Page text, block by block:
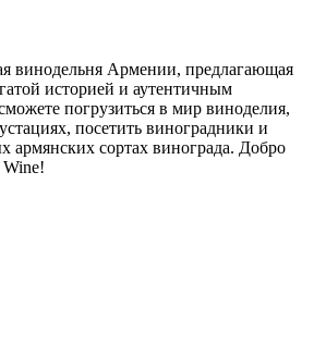
винодельня Армении, предлагающая
историей и аутентичным
погрузиться в мир виноделия,
посетить виноградники и
армянских сортах винограда. Добро